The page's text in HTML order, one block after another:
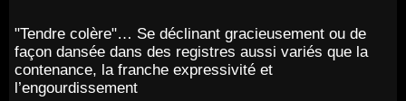
"Tendre colère"… Se déclinant gracieusement ou de
façon dansée dans des registres aussi variés que la
contenance, la franche expressivité et
l’engourdissement